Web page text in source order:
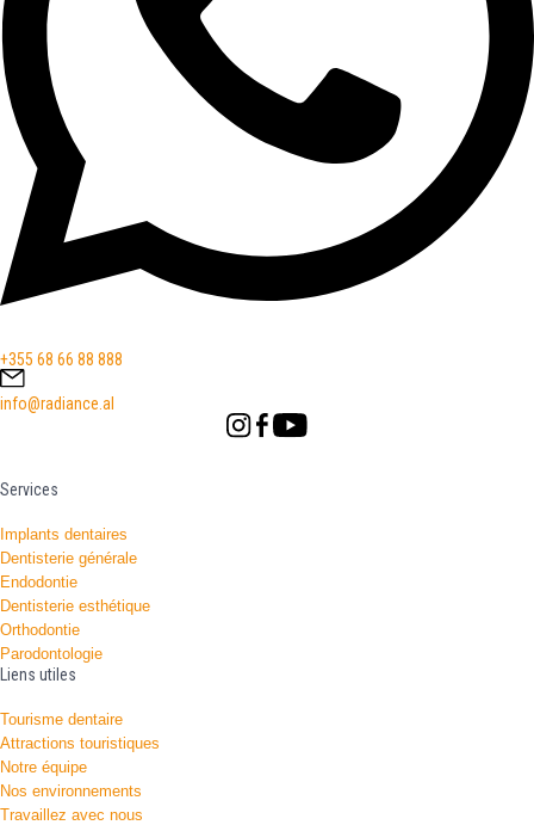
+355 68 66 88 888
info@radiance.al
Services
Implants dentaires
Dentisterie générale
Endodontie
Dentisterie esthétique
Orthodontie
Parodontologie
Liens utiles
Tourisme dentaire
Attractions touristiques
Notre équipe
Nos environnements
Travaillez avec nous